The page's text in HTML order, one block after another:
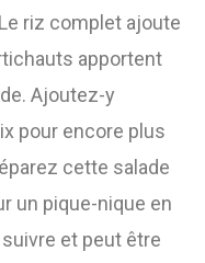
riz complet ajoute
apportent
Ajoutez-y
pour encore plus
cette salade
un pique-nique en
et peut être